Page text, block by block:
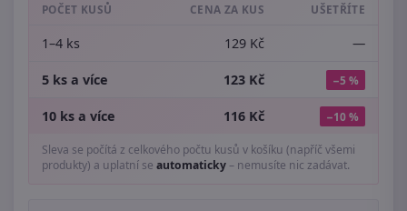
POČET KUSŮ CENA ZA KUS UŠETŘÍTE
1–4 ks 129 Kč —
5 ks a více 123 Kč −5 %
10 ks a více 116 Kč −10 %
Sleva se počítá z celkového počtu kusů v košíku (napříč všemi
produkty) a uplatní se automaticky– nemusíte nic zadávat.